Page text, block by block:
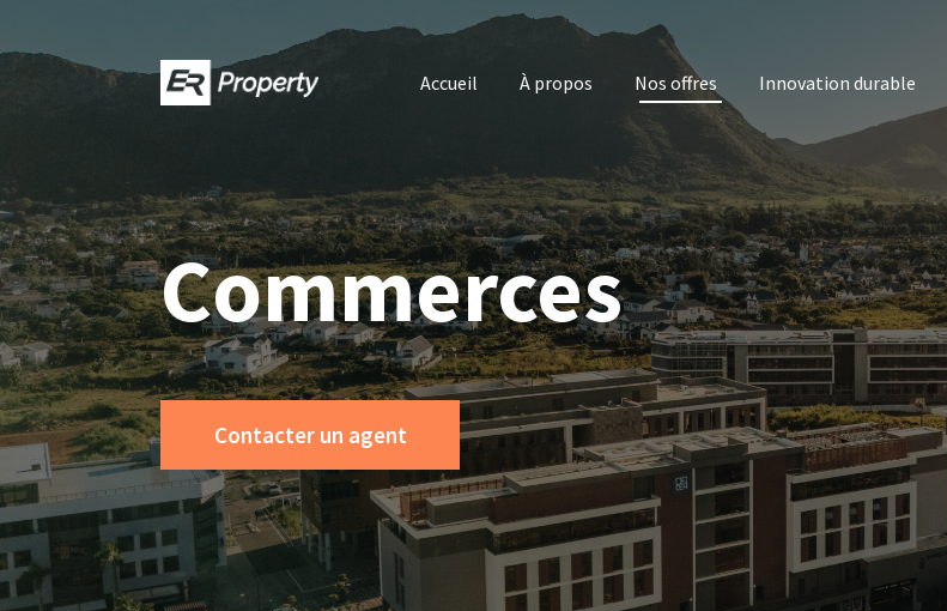
Accueil À propos Nos offres Innovation durable
Commerces
Contacter un agent